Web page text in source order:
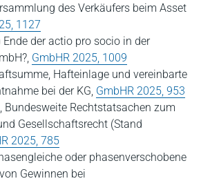
des Verkäufers beim Asset
1127
Ende der actio pro socio in der
GmbHR 2025, 1009
Hafteinlage und vereinbarte
bei der KG, GmbHR 2025, 953
, Bundesweite Rechtstatsachen zum
Gesellschaftsrecht (Stand
2025, 785
oder phasenverschobene
Gewinnen bei